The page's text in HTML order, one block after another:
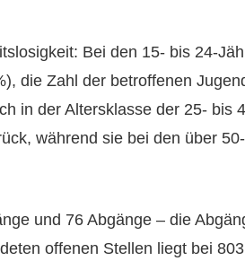
Bei den 15- bis 24-
die Zahl der betroffenen
in der Altersklasse der 25- bis
während sie bei den über
und 76 Abgänge – die
offenen Stellen liegt bei